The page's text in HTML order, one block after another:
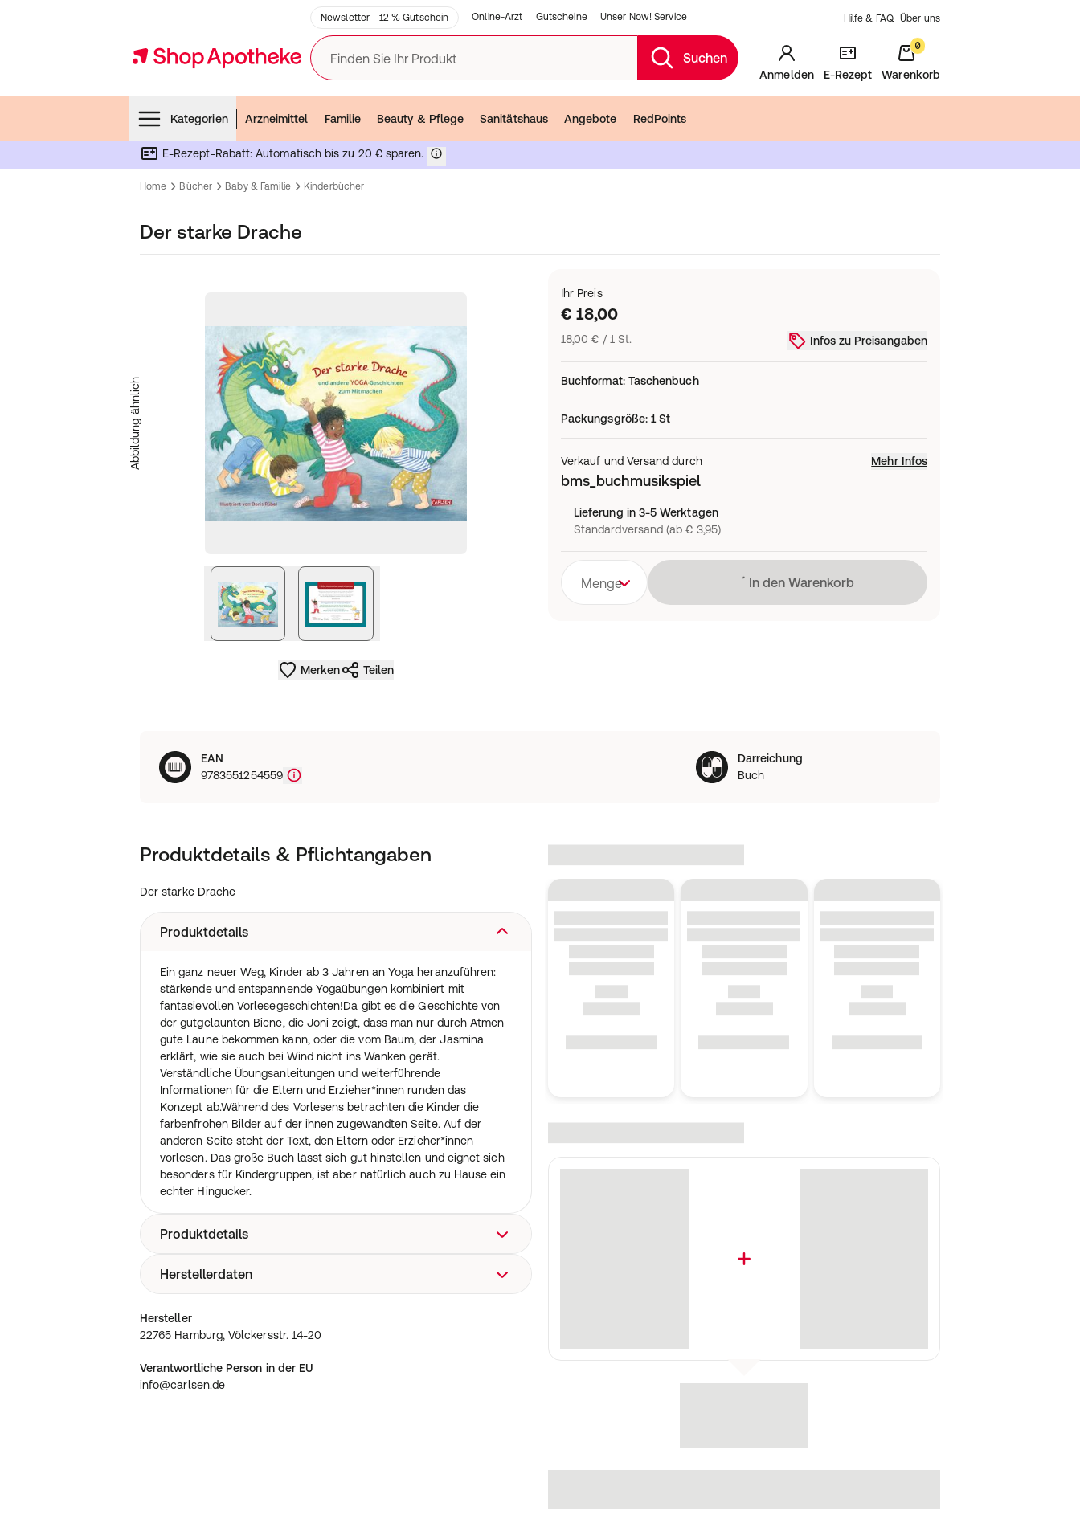
Newsletter - 12 % Gutschein Online-Arzt Gutscheine Unser Now! Service Hilfe & FAQ Über uns
Finden Sie Ihr Produkt Suchen
Anmelden E-Rezept
0
Warenkorb
Kategorien
Arzneimittel Familie Beauty & Pflege Sanitätshaus Angebote RedPoints
E-Rezept-Rabatt: Automatisch bis zu 20 € sparen.
Home Bücher Baby & Familie Kinderbücher
Der starke Drache
Abbildung ähnlich
Merken Teilen
Ihr Preis
€ 18,00
18,00 € / 1 St. Infos zu Preisangaben
Buchformat: Taschenbuch
Packungsgröße:1 St
Verkauf und Versand durch Mehr Infos
bms_buchmusikspiel
Lieferung in 3-5 Werktagen
Standardversand (ab € 3,95)
Menge Lädt
In den Warenkorb
EAN
9783551254559
Darreichung
Buch
Produktdetails & Pflichtangaben
Der starke Drache
Produktdetails
Ein ganz neuer Weg, Kinder ab 3 Jahren an Yoga heranzuführen:
stärkende und entspannende Yogaübungen kombiniert mit
fantasievollen Vorlesegeschichten!Da gibt es die Geschichte von
der gutgelaunten Biene, die Joni zeigt, dass man nur durch Atmen
gute Laune bekommen kann, oder die vom Baum, der Jasmina
erklärt, wie sie auch bei Wind nicht ins Wanken gerät.
Verständliche Übungsanleitungen und weiterführende
Informationen für die Eltern und Erzieher*innen runden das
Konzept ab.Während des Vorlesens betrachten die Kinder die
farbenfrohen Bilder auf der ihnen zugewandten Seite. Auf der
anderen Seite steht der Text, den Eltern oder Erzieher*innen
vorlesen. Das große Buch lässt sich gut hinstellen und eignet sich
besonders für Kindergruppen, ist aber natürlich auch zu Hause ein
echter Hingucker.
Produktdetails
18 Seiten Deutsch / Erscheinungsdatum: 24.03.2023
Herstellerdaten
22765 Hamburg, Völckersstr. 14-20
Hersteller
22765 Hamburg, Völckersstr. 14-20
Verantwortliche Person in der EU
info@carlsen.de